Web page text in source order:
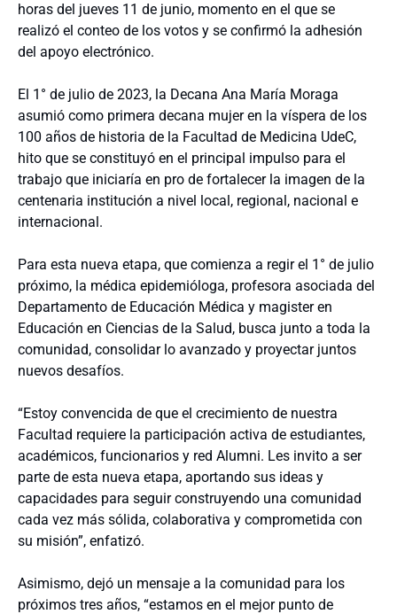
horas del jueves 11 de junio, momento en el que se
realizó el conteo de los votos y se confirmó la adhesión
del apoyo electrónico.
El 1° de julio de 2023, la Decana Ana María Moraga
asumió como primera decana mujer en la víspera de los
100 años de historia de la Facultad de Medicina UdeC,
hito que se constituyó en el principal impulso para el
trabajo que iniciaría en pro de fortalecer la imagen de la
centenaria institución a nivel local, regional, nacional e
internacional.
Para esta nueva etapa, que comienza a regir el 1° de julio
próximo, la médica epidemióloga, profesora asociada del
Departamento de Educación Médica y magister en
Educación en Ciencias de la Salud, busca junto a toda la
comunidad, consolidar lo avanzado y proyectar juntos
nuevos desafíos.
“Estoy convencida de que el crecimiento de nuestra
Facultad requiere la participación activa de estudiantes,
académicos, funcionarios y red Alumni. Les invito a ser
parte de esta nueva etapa, aportando sus ideas y
capacidades para seguir construyendo una comunidad
cada vez más sólida, colaborativa y comprometida con
su misión”, enfatizó.
Asimismo, dejó un mensaje a la comunidad para los
próximos tres años, “estamos en el mejor punto de